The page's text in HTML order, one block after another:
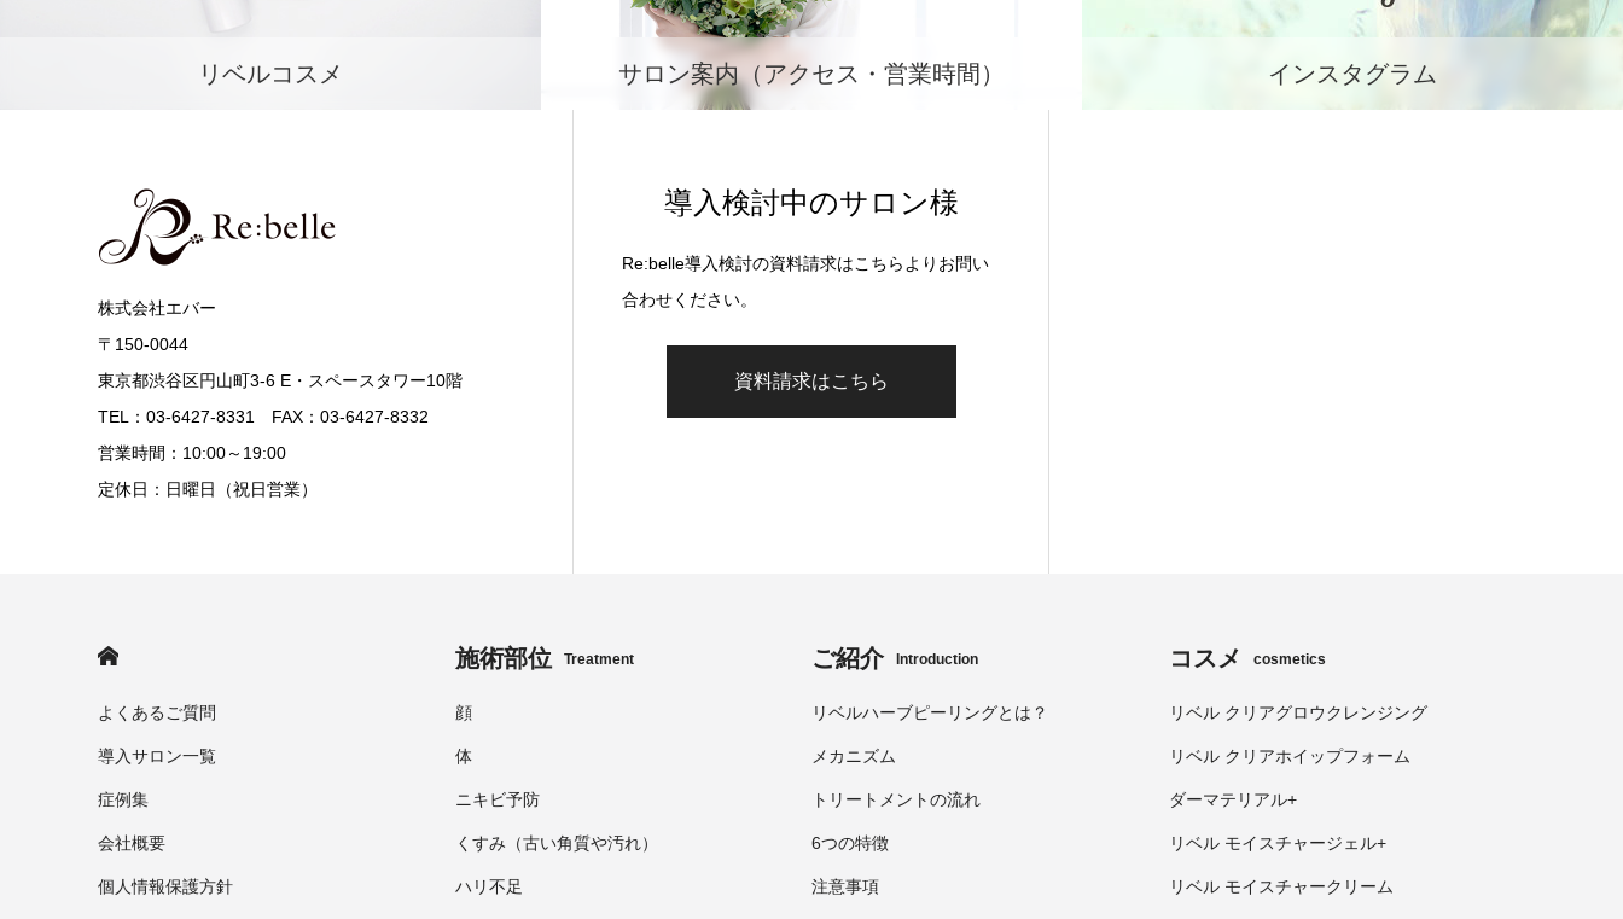
リベルコスメ サロン案内（アクセス・営業時間） インスタグラム
株式会社エバー
〒150-0044
東京都渋谷区円山町3-6 E・スペースタワー10階
TEL：03-6427-8331 FAX：03-6427-8332
営業時間：10:00～19:00
定休日：日曜日（祝日営業）
導入検討中のサロン様
Re:belle導入検討の資料請求はこちらよりお問い
合わせください。
資料請求はこちら
よくあるご質問
導入サロン一覧
症例集
会社概要
個人情報保護方針
施術部位 Treatment
顔
体
ニキビ予防
くすみ（古い角質や汚れ）
ハリ不足
ご紹介 Introduction
リベルハーブピーリングとは？
メカニズム
トリートメントの流れ
6つの特徴
注意事項
コスメ cosmetics
リベル クリアグロウクレンジング
リベル クリアホイップフォーム
ダーマテリアル+
リベル モイスチャージェル+
リベル モイスチャークリーム